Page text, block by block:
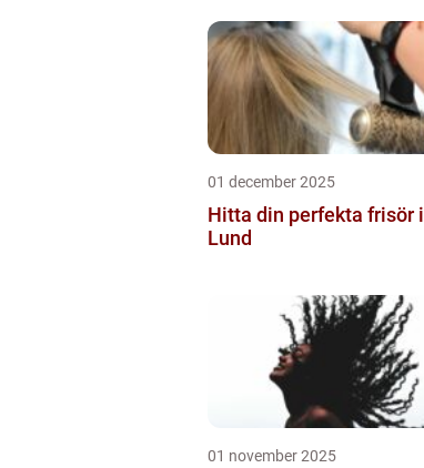
01 december 2025
Hitta din perfekta frisör i
Lund
01 november 2025